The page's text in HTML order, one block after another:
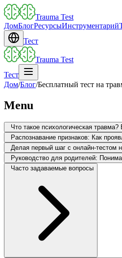
Trauma Test
ДомБлогРесурсыИнструментарий
Тест
Trauma Test
Тест
Дом/Блог/Бесплатный тест на
Menu
Что такое психологическая
Распознавание признаков: Как
Делая первый шаг с онлайн-тестом
Руководство для родителей:
Часто задаваемые вопросы